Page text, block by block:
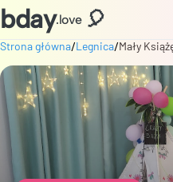
bday.love 🎈
Strona główna/Legnica/Mały